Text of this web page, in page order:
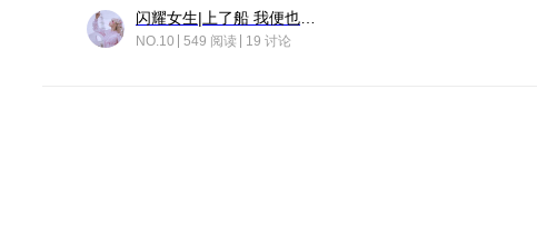
NO.10 549 阅读 19 讨论